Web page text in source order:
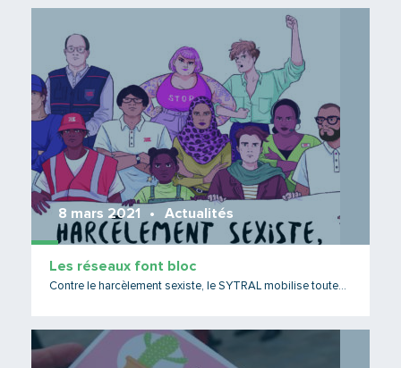
8 mars 2021 Actualités
Les réseaux font bloc
Contre le harcèlement sexiste, le SYTRAL mobilise toutes les énergies !